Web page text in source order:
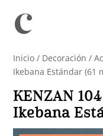
Inicio / Decoración /
Ikebana Estándar (61
KENZAN
Ikebana